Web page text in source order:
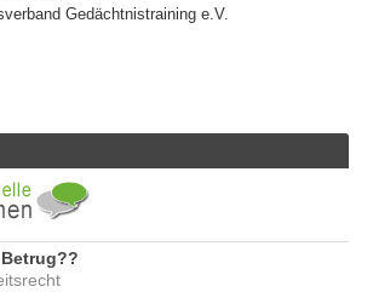
Gedächtnistraining e.V.